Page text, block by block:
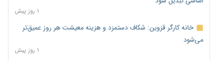
۱ روز پیش
خانه کارگر قزوین: شکاف دستمزد و هزینه معیشت هر روز عمیق‌تر
می‌شود
۱ روز پیش